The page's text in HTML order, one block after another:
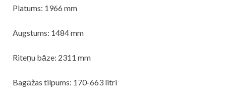
Platums: 1966 mm
Augstums: 1484 mm
Riteņu bāze: 2311 mm
Bagāžas tilpums: 170-663 litri